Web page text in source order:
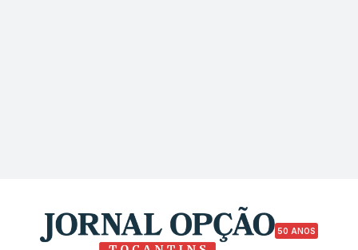
50 ANOS